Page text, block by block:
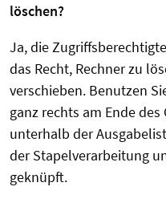
löschen?
Ja, die
das Recht, Rechner zu
verschieben. Benutzen
ganz rechts am Ende
unterhalb der
der Stapelverarbeitung
geknüpft.